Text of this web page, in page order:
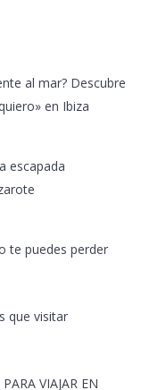
al mar? Descubre
en Ibiza
escapada
te puedes perder
que visitar
VIAJAR EN